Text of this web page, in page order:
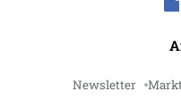
Newsletter Markt